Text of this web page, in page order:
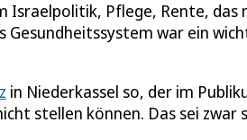
Israelpolitik, Pflege, Rente, das
war ein
in Niederkassel so, der im
stellen können. Das sei zwar